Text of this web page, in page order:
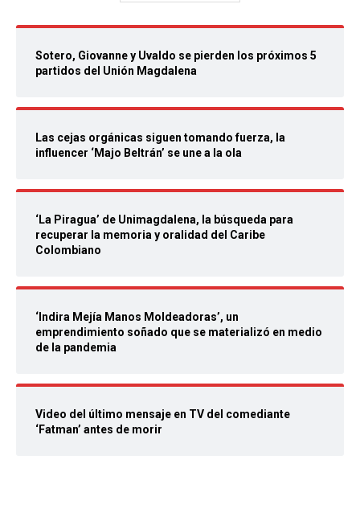
Sotero, Giovanne y Uvaldo se pierden los próximos 5
partidos del Unión Magdalena
Las cejas orgánicas siguen tomando fuerza, la
influencer ‘Majo Beltrán’ se une a la ola
‘La Piragua’ de Unimagdalena, la búsqueda para
recuperar la memoria y oralidad del Caribe
Colombiano
‘Indira Mejía Manos Moldeadoras’, un
emprendimiento soñado que se materializó en medio
de la pandemia
Video del último mensaje en TV del comediante
‘Fatman’ antes de morir